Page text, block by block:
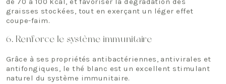
graisses stockées, tout en exerçant un léger effet
coupe-faim.
6. Renforce le système immunitaire
Grâce à ses propriétés antibactériennes, antivirales et
antifongiques, le thé blanc est un excellent stimulant
naturel du système immunitaire.